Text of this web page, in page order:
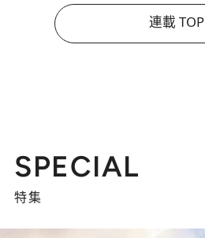
連載 TOP
SPECIAL
特集